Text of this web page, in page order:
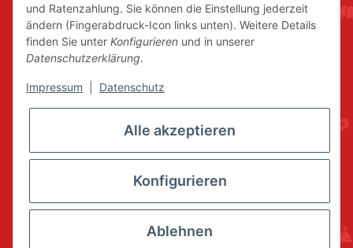
* Alle Preise inkl. gesetzlicher USt., zzgl.
und Ratenzahlung. Sie können die Einstellung jederzeit
ändern (Fingerabdruck-Icon links unten). Weitere Details
finden Sie unter Konfigurieren und in unserer
Datenschutzerklärung.
Impressum Datenschutz
Alle akzeptieren
Konfigurieren
Ablehnen